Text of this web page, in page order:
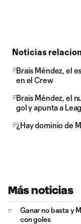
Noticias
Brais Méndez, el
en el Crew
Brais Méndez, el
gol y apunta a
¿Hay dominio de
Más noticias
Ganar no basta y
con goles